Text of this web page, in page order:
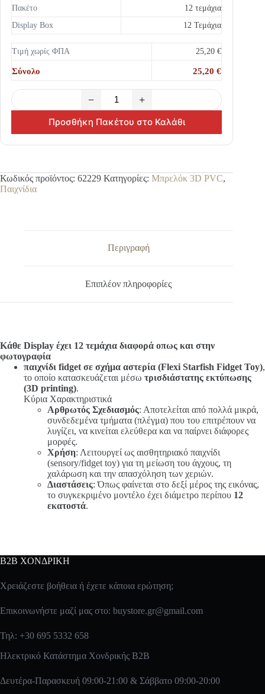
Πακέτο
12 τεμάχια
Display Box
12 Τεμάχια
Τιμή χωρίς ΦΠΑ 25,20 €
Σύνολο 25,20 €
− +
Προσθήκη Πακέτου στο Καλάθι
Κωδικός προϊόντος: 62229 Κατηγορίες: Μπρελόκ 3D PVC,
Παιχνίδια
Περιγραφή
Επιπλέον πληροφορίες
Κάθε Display έχει 12 τεμάχια διαφορά οπως και στην
φωτογραφία
παιχνίδι fidget σε σχήμα αστερία (Flexi Starfish Fidget Toy),
το οποίο κατασκευάζεται μέσω τρισδιάστατης εκτύπωσης
(3D printing).
Κύρια Χαρακτηριστικά
Αρθρωτός Σχεδιασμός: Αποτελείται από πολλά μικρά,
συνδεδεμένα τμήματα (πλέγμα) που του επιτρέπουν να
λυγίζει, να κινείται ελεύθερα και να παίρνει διάφορες
μορφές.
Χρήση: Λειτουργεί ως αισθητηριακό παιχνίδι
(sensory/fidget toy) για τη μείωση του άγχους, τη
χαλάρωση και την απασχόληση των χεριών.
Διαστάσεις: Όπως φαίνεται στο δεξί μέρος της εικόνας,
το συγκεκριμένο μοντέλο έχει διάμετρο περίπου 12
εκατοστά.
B2B ΧΟΝΔΡΙΚΗ
Χρειάζεστε βοήθεια ή έχετε κάποια ερώτηση;
Επικοινωνήστε μαζί μας στο: buystore.gr@gmail.com
Τηλ: +30 695 5332 658
Ηλεκτρικό Κατάστημα Χονδρικής B2B
Δευτέρα-Παρασκευή 09:00-21:00 & Σάββατο 09:00-20:00